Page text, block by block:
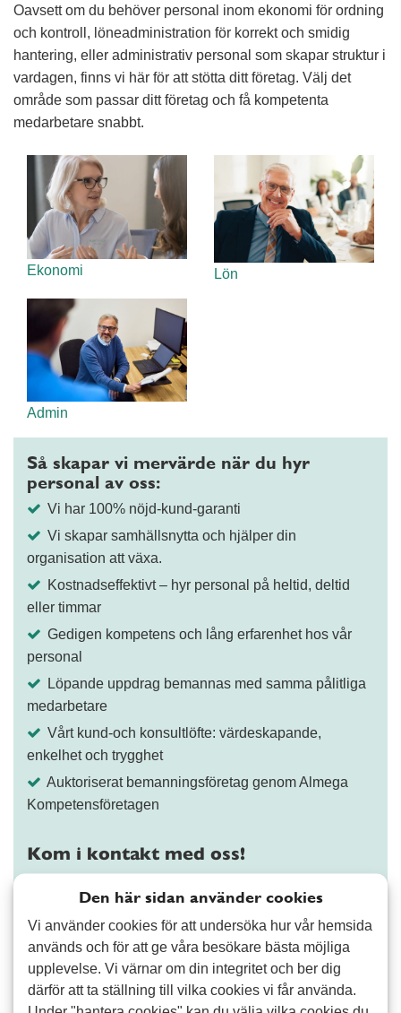
Oavsett om du behöver personal inom ekonomi för ordning
och kontroll, löneadministration för korrekt och smidig
hantering, eller administrativ personal som skapar struktur i
vardagen, finns vi här för att stötta ditt företag. Välj det
område som passar ditt företag och få kompetenta
medarbetare snabbt.
Ekonomi Lön
Admin
Så skapar vi mervärde när du hyr
personal av oss:
Vi har 100% nöjd-kund-garanti
Vi skapar samhällsnytta och hjälper din
organisation att växa.
Kostnadseffektivt – hyr personal på heltid, deltid
eller timmar
Gedigen kompetens och lång erfarenhet hos vår
personal
Löpande uppdrag bemannas med samma pålitliga
medarbetare
Vårt kund-och konsultlöfte: värdeskapande,
enkelhet och trygghet
Auktoriserat bemanningsföretag genom Almega
Kompetensföretagen
Kom i kontakt med oss!
×
× Ekonomi, lön och administration
Den här sidan använder cookies
Vi använder cookies för att undersöka hur vår hemsida
används och för att ge våra besökare bästa möjliga
upplevelse. Vi värnar om din integritet och ber dig
därför att ta ställning till vilka cookies vi får använda.